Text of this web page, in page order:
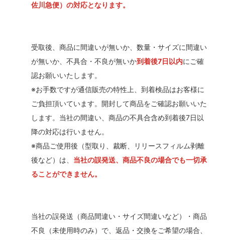
佐川急便）の対応となります。
受取後、商品に間違いが無いか、数量・サイズに間違い
が無いか、不具合・不良が無いか到着後7日以内にご確
認お願いいたします。
※お手数ですが通信販売の特性上、到着検品はお客様に
ご負担頂いています。開封して商品をご確認お願いいた
します。当社の間違い、商品の不具合含め到着後7日以
降の対応は行いません。
※商品ご使用後（型取り、裁断、リリースフィルム剥離
後など）は、 当社の誤発送、商品不良の場合でも一切承
ることができません。
当社の誤発送（商品間違い・サイズ間違いなど）・商品
不良（未使用時のみ）で、返品・交換をご希望の場合、